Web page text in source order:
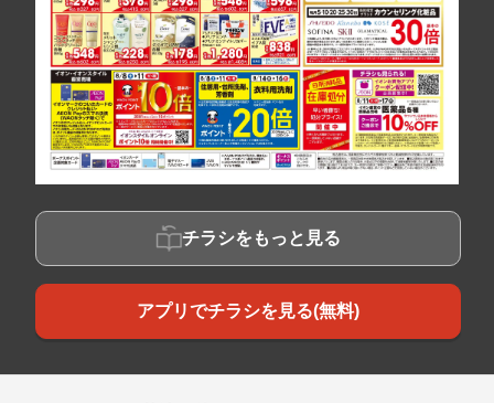
チラシをもっと見る
アプリでチラシを見る(無料)